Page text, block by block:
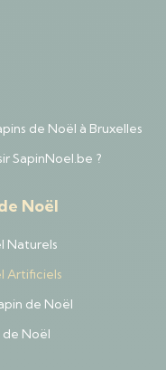
de Noël à Bruxelles
SapinNoel.be ?
Noël
Naturels
Artificiels
de Noël
de Noël